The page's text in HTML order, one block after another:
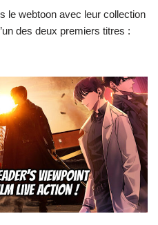
le webtoon avec leur collection
des deux premiers titres :